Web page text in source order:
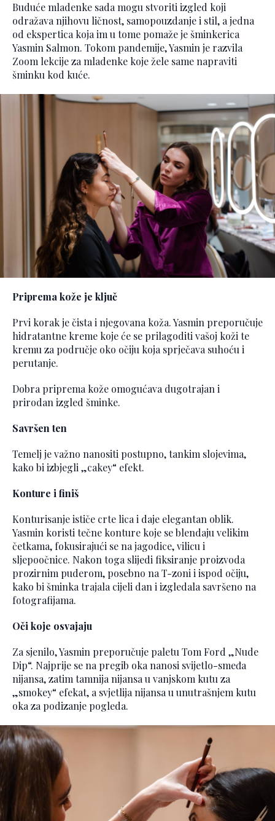
Buduće mladenke sada mogu stvoriti izgled koji
odražava njihovu ličnost, samopouzdanje i stil, a jedna
od ekspertica koja im u tome pomaže je šminkerica
Yasmin Salmon. Tokom pandemije, Yasmin je razvila
Zoom lekcije za mladenke koje žele same napraviti
šminku kod kuće.
Priprema kože je ključ
Prvi korak je čista i njegovana koža. Yasmin preporučuje
hidratantne kreme koje će se prilagoditi vašoj koži te
kremu za područje oko očiju koja sprječava suhoću i
perutanje.
Dobra priprema kože omogućava dugotrajan i
prirodan izgled šminke.
Savršen ten
Temelj je važno nanositi postupno, tankim slojevima,
kako bi izbjegli „cakey“ efekt.
Konture i finiš
Konturisanje ističe crte lica i daje elegantan oblik.
Yasmin koristi tečne konture koje se blendaju velikim
četkama, fokusirajući se na jagodice, vilicu i
sljepoočnice. Nakon toga slijedi fiksiranje proizvoda
prozirnim puderom, posebno na T-zoni i ispod očiju,
kako bi šminka trajala cijeli dan i izgledala savršeno na
fotografijama.
Oči koje osvajaju
Za sjenilo, Yasmin preporučuje paletu Tom Ford „Nude
Dip“. Najprije se na pregib oka nanosi svijetlo-smeđa
nijansa, zatim tamnija nijansa u vanjskom kutu za
„smokey“ efekat, a svjetlija nijansa u unutrašnjem kutu
oka za podizanje pogleda.